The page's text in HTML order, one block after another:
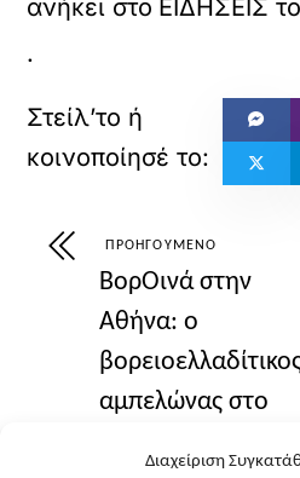
Διαχείριση
ανήκει στο ΕΙΔΗΣΕΙΣ
.
ΠΡΟΗΓΟΎΜΕΝΟ
ΒορΟινά στην
Αθήνα: ο
αμπελώνας στο